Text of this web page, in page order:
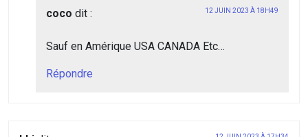
coco dit : 12 JUIN 2023 À 18H49
Sauf en Amérique USA CANADA Etc…
Répondre